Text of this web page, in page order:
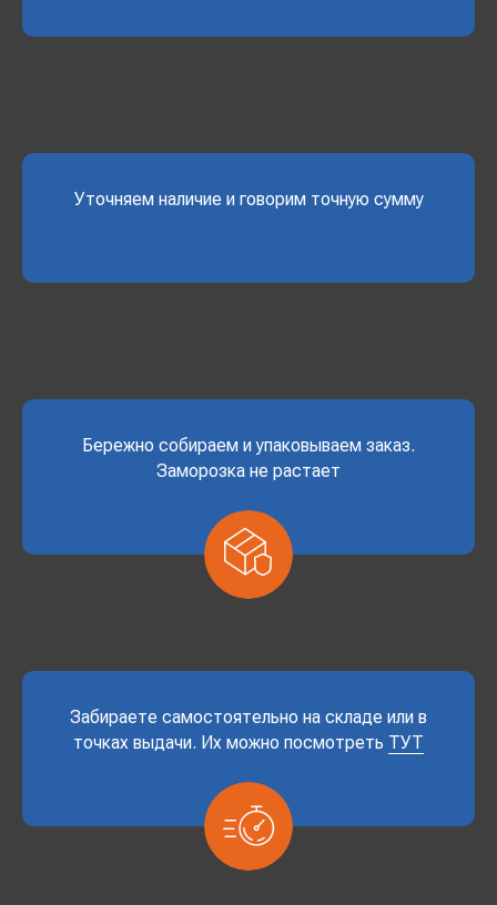
Уточняем наличие и говорим точную сумму
Бережно собираем и упаковываем заказ.
Заморозка не растает
Забираете самостоятельно на складе или в
точках выдачи. Их можно посмотреть ТУТ